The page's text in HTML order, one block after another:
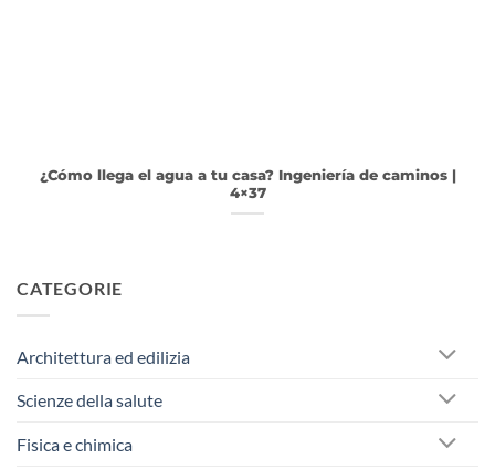
¿Cómo llega el agua a tu casa? Ingeniería de caminos |
4×37
CATEGORIE
Architettura ed edilizia
Scienze della salute
Fisica e chimica